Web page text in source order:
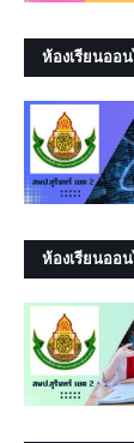
ห้องเรียนออ
ห้องเรียนออ